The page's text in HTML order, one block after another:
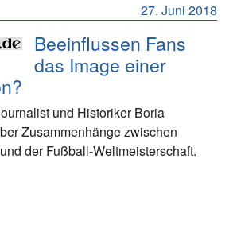
27. Juni 2018
Beeinflussen Fans
das Image einer
und Historiker Boria
Zusammenhänge zwischen
der Fußball-Weltmeisterschaft.